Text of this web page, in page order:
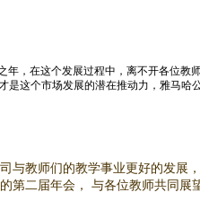
年，在这个发展过程中，离不开各位教
是这个市场发展的潜在推动力，雅马哈
与教师们的教学事业更好的发展
第二届年会， 与各位教师共同展